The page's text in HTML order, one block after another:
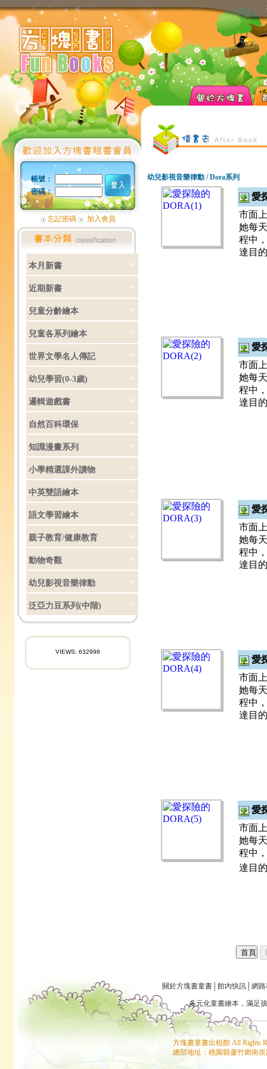
帳號：
密碼：
忘記密碼 加入會員
本月新書
近期新書
兒童分齡繪本
兒童各系列繪本
世界文學名人傳記
幼兒學習(0-3歲)
邏輯遊戲書
自然百科環保
知識漫畫系列
小學精選課外讀物
中英雙語繪本
語文學習繪本
親子教育/健康教育
動物奇觀
幼兒影視音樂律動
泛亞力豆系列(中階)
VIEWS: 632998
幼兒影視音樂律動 / Dora系列
愛
市面
她每
程中
達目
愛
市面
她每
程中
達目
愛
市面
她每
程中
達目
愛
市面
她每
程中
達目
愛
市面
她每
程中
達目
關於方塊書童書 館內快訊 網
多元化童書繪本 ，滿足
方塊書童書出租館 All Rights
總部地址：桃園縣蘆竹鄉南